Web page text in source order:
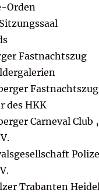
Orden
Fastnachtszug
Fastnachtszug
des HKK
Carneval Club
Trabanten